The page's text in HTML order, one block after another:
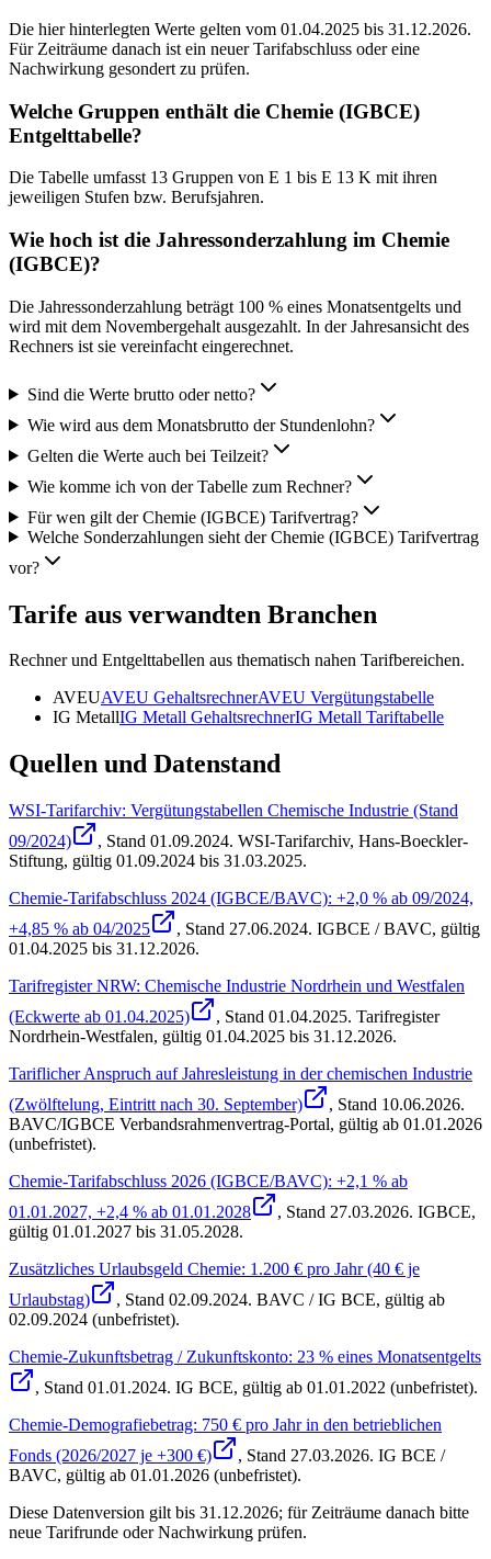
Die hier hinterlegten Werte gelten vom 01.04.2025 bis 31.12.2026.
Für Zeiträume danach ist ein neuer Tarifabschluss oder eine
Nachwirkung gesondert zu prüfen.
Welche Gruppen enthält die Chemie (IGBCE)
Entgelttabelle?
Die Tabelle umfasst 13 Gruppen von E 1 bis E 13 K mit ihren
jeweiligen Stufen bzw. Berufsjahren.
Wie hoch ist die Jahressonderzahlung im Chemie
(IGBCE)?
Die Jahressonderzahlung beträgt 100 % eines Monatsentgelts und
wird mit dem Novembergehalt ausgezahlt. In der Jahresansicht des
Rechners ist sie vereinfacht eingerechnet.
Sind die Werte brutto oder netto?
Wie wird aus dem Monatsbrutto der Stundenlohn?
Gelten die Werte auch bei Teilzeit?
Wie komme ich von der Tabelle zum Rechner?
Für wen gilt der Chemie (IGBCE) Tarifvertrag?
Welche Sonderzahlungen sieht der Chemie (IGBCE) Tarifvertrag
vor?
Tarife aus verwandten Branchen
Rechner und Entgelttabellen aus thematisch nahen Tarifbereichen.
AVEUAVEU GehaltsrechnerAVEU Vergütungstabelle
IG MetallIG Metall GehaltsrechnerIG Metall Tariftabelle
Quellen und Datenstand
WSI-Tarifarchiv: Vergütungstabellen Chemische Industrie (Stand
09/2024)
, Stand 01.09.2024. WSI-Tarifarchiv, Hans-Boeckler-
Stiftung, gültig 01.09.2024 bis 31.03.2025.
Chemie-Tarifabschluss 2024 (IGBCE/BAVC): +2,0 % ab 09/2024,
+4,85 % ab 04/2025
, Stand 27.06.2024. IGBCE / BAVC, gültig
01.04.2025 bis 31.12.2026.
Tarifregister NRW: Chemische Industrie Nordrhein und Westfalen
(Eckwerte ab 01.04.2025)
, Stand 01.04.2025. Tarifregister
Nordrhein-Westfalen, gültig 01.04.2025 bis 31.12.2026.
Tariflicher Anspruch auf Jahresleistung in der chemischen Industrie
(Zwölftelung, Eintritt nach 30. September)
, Stand 10.06.2026.
BAVC/IGBCE Verbandsrahmenvertrag-Portal, gültig ab 01.01.2026
(unbefristet).
Chemie-Tarifabschluss 2026 (IGBCE/BAVC): +2,1 % ab
01.01.2027, +2,4 % ab 01.01.2028
, Stand 27.03.2026. IGBCE,
gültig 01.01.2027 bis 31.05.2028.
Zusätzliches Urlaubsgeld Chemie: 1.200 € pro Jahr (40 € je
Urlaubstag)
, Stand 02.09.2024. BAVC / IG BCE, gültig ab
02.09.2024 (unbefristet).
Chemie-Zukunftsbetrag / Zukunftskonto: 23 % eines Monatsentgelts
, Stand 01.01.2024. IG BCE, gültig ab 01.01.2022 (unbefristet).
Chemie-Demografiebetrag: 750 € pro Jahr in den betrieblichen
Fonds (2026/2027 je +300 €)
, Stand 27.03.2026. IG BCE /
BAVC, gültig ab 01.01.2026 (unbefristet).
Diese Datenversion gilt bis 31.12.2026; für Zeiträume danach bitte
neue Tarifrunde oder Nachwirkung prüfen.